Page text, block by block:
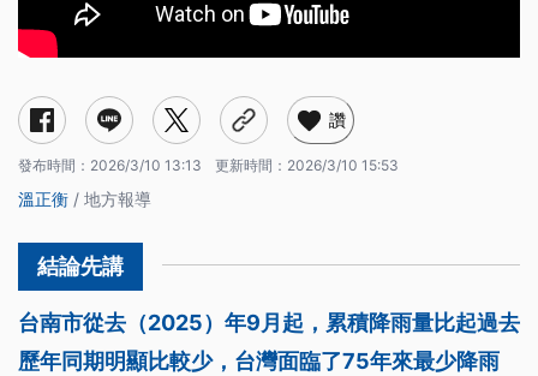
讚
發布時間： 2026/3/10 13:13 更新時間： 2026/3/10 15:53
溫正衡 / 地方報導
台南市從去（2025）年9月起，累積降雨量比起過去
歷年同期明顯比較少，台灣面臨了75年來最少降雨